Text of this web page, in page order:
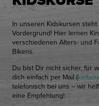
In unseren Kidskursen
Vordergrund! Hier lernen
verschiedenen Alters- und
Bikens.
Du bist Dir nicht sicher, für
dich einfach per Mail (
telefonisch bei uns – wir
eine Empfehlung!